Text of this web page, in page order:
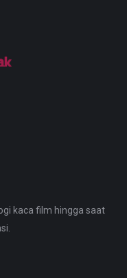
kaca film hingga saat